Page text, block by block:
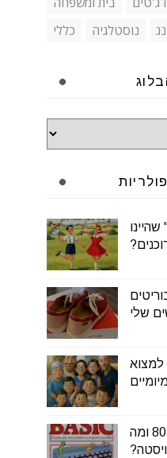
כללי
נוסטלגיה
שלי
מבוא לתיכנות משנות ה-80 ומה